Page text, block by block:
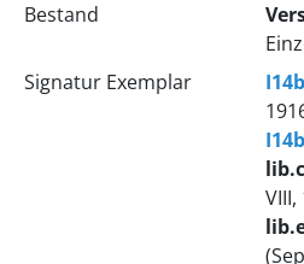
Bestand
Signatur Exemplar
I14b
I14b
VIII,